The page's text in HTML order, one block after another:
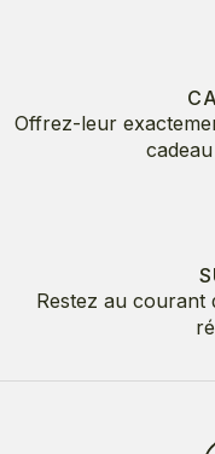
Offrez-leur
Restez au courant